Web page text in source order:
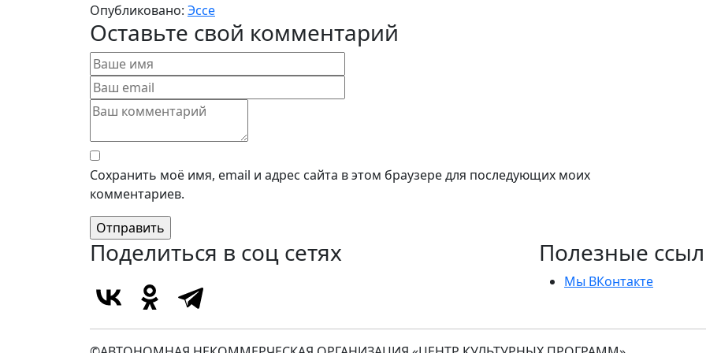
Опубликовано: Эссе
Оставьте свой комментарий
Сохранить моё имя, email и адрес сайта в этом браузере для последующих моих
комментариев.
Поделиться в соц сетях Полезные
Мы ВКонтакте